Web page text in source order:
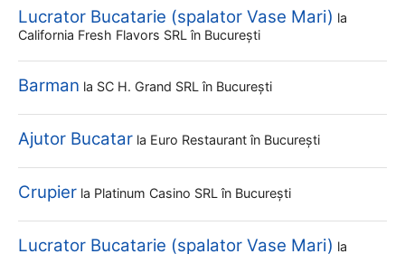
Lucrator Bucatarie (spalator Vase Mari) la
California Fresh Flavors SRL în București
Barman la SC H. Grand SRL în București
Ajutor Bucatar la Euro Restaurant în București
Crupier la Platinum Casino SRL în București
Lucrator Bucatarie (spalator Vase Mari) la